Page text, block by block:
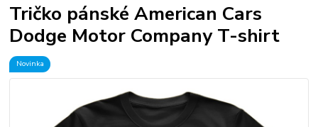
Tričko pánské American Cars
Dodge Motor Company T-shirt
Novinka